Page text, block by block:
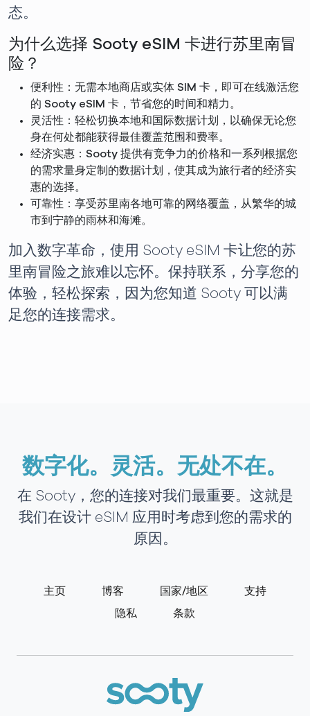
态。
为什么选择 Sooty eSIM 卡进行苏里南冒
险？
便利性：无需本地商店或实体 SIM 卡，即可在线激活您
的 Sooty eSIM 卡，节省您的时间和精力。
灵活性：轻松切换本地和国际数据计划，以确保无论您
身在何处都能获得最佳覆盖范围和费率。
经济实惠：Sooty 提供有竞争力的价格和一系列根据您
的需求量身定制的数据计划，使其成为旅行者的经济实
惠的选择。
可靠性：享受苏里南各地可靠的网络覆盖，从繁华的城
市到宁静的雨林和海滩。
加入数字革命，使用 Sooty eSIM 卡让您的苏
里南冒险之旅难以忘怀。保持联系，分享您的
体验，轻松探索，因为您知道 Sooty 可以满
足您的连接需求。
数字化。灵活。无处不在。
在 Sooty，您的连接对我们最重要。这就是
我们在设计 eSIM 应用时考虑到您的需求的
原因。
主页 博客 国家/地区
支持
隐私
条款